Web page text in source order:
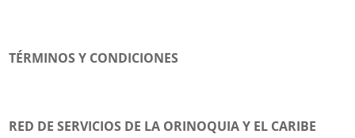
TÉRMINOS Y CONDICIONES
RED DE SERVICIOS DE LA ORINOQUIA Y EL CARIBE